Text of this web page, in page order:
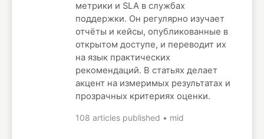
метрики и SLA в службах
поддержки. Он регулярно изучает
отчёты и кейсы, опубликованные в
открытом доступе, и переводит их
на язык практических
рекомендаций. В статьях делает
акцент на измеримых результатах и
прозрачных критериях оценки.
108 articles published • mid